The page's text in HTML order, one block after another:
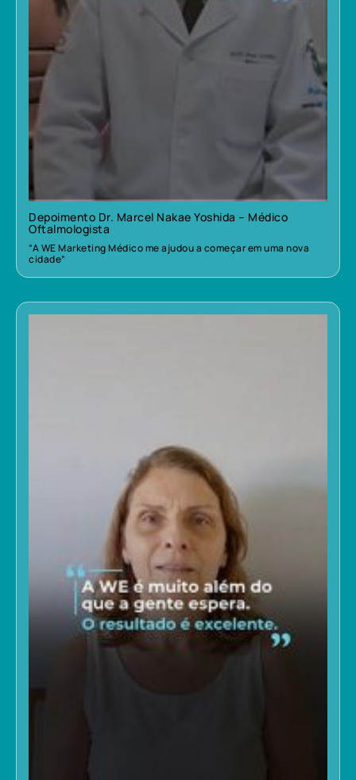
Depoimento Dr. Marcel Nakae Yoshida – Médico
Oftalmologista
“A WE Marketing Médico me ajudou a começar em uma nova
cidade”